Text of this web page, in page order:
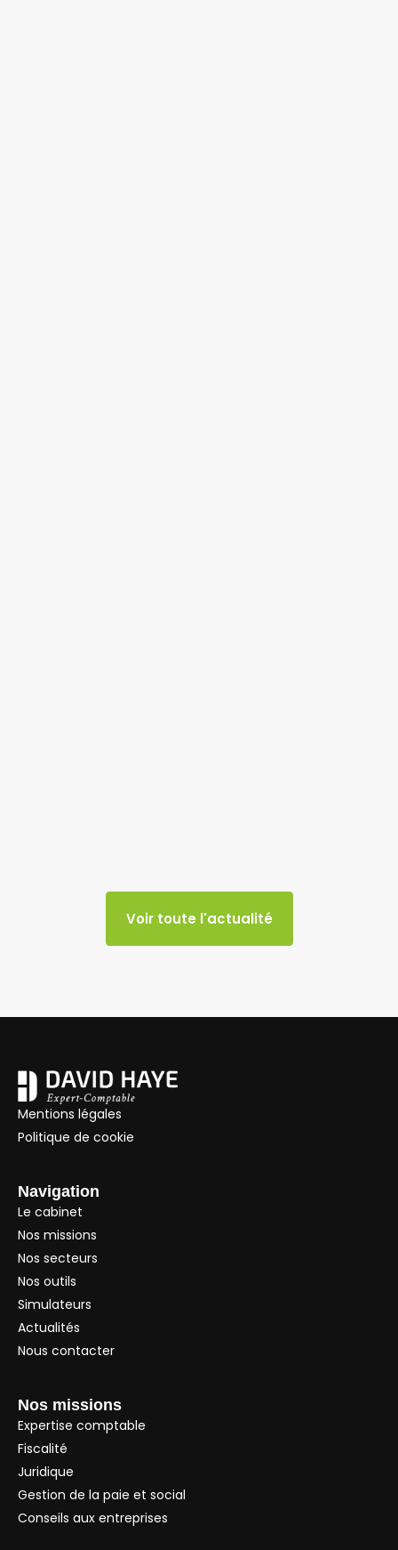
Voir toute l'actualité
Mentions légales
Politique de cookie
Navigation
Le cabinet
Nos missions
Nos secteurs
Nos outils
Simulateurs
Actualités
Nous contacter
Nos missions
Expertise comptable
Fiscalité
Juridique
Gestion de la paie et social
Conseils aux entreprises